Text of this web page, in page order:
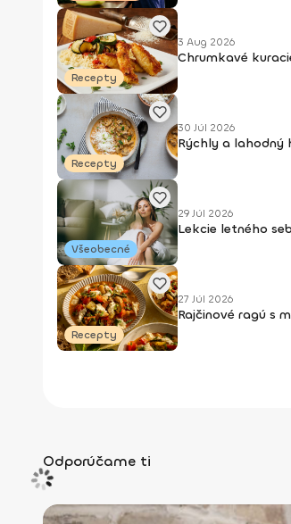
Recepty
3 Aug 2026
Chrumkavé
Recepty
30 Júl 2026
Rýchly a lahodný
Všeobecné
29 Júl 2026
Lekcie letného
Recepty
27 Júl 2026
Rajčinové ragú s
Odporúčame ti